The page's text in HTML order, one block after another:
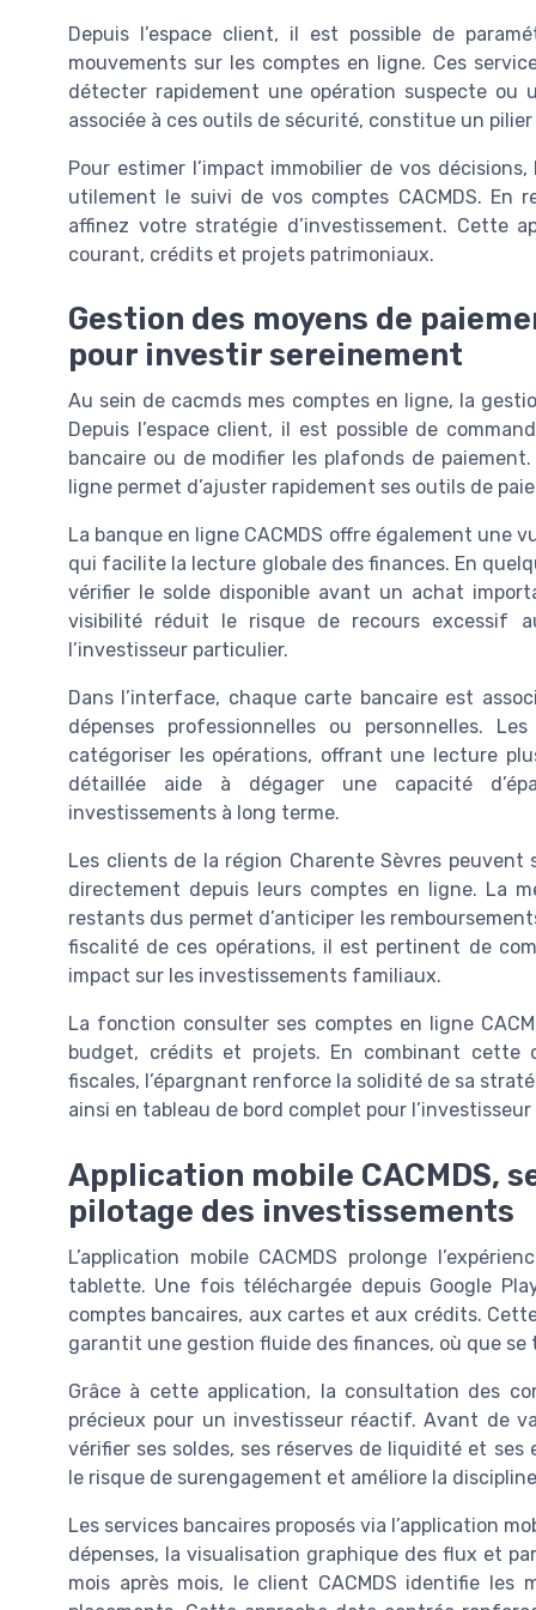
Depuis l’espace client, il est possible de
mouvements sur les comptes en ligne. Ces
détecter rapidement une opération suspecte ou
associée à ces outils de sécurité, constitue un
Pour estimer l’impact immobilier de vos décisions,
utilement le suivi de vos comptes CACMDS. En
affinez votre stratégie d’investissement. Cette
courant, crédits et projets patrimoniaux.
Gestion des moyens de
pour investir sereinement
Au sein de cacmds mes comptes en ligne, la
Depuis l’espace client, il est possible de
bancaire ou de modifier les plafonds de
ligne permet d’ajuster rapidement ses outils de
La banque en ligne CACMDS offre également une
qui facilite la lecture globale des finances. En
vérifier le solde disponible avant un achat
visibilité réduit le risque de recours excessif
l’investisseur particulier.
Dans l’interface, chaque carte bancaire est
dépenses professionnelles ou personnelles.
catégoriser les opérations, offrant une lecture
détaillée aide à dégager une capacité
investissements à long terme.
Les clients de la région Charente Sèvres
directement depuis leurs comptes en ligne. La
restants dus permet d’anticiper les
fiscalité de ces opérations, il est pertinent de
impact sur les investissements familiaux.
La fonction consulter ses comptes en ligne
budget, crédits et projets. En combinant cette
fiscales, l’épargnant renforce la solidité de sa
ainsi en tableau de bord complet pour
Application mobile CACMDS,
pilotage des investissements
L’application mobile CACMDS prolonge
tablette. Une fois téléchargée depuis Google
comptes bancaires, aux cartes et aux crédits.
garantit une gestion fluide des finances, où que se
Grâce à cette application, la consultation des
précieux pour un investisseur réactif. Avant de
vérifier ses soldes, ses réserves de liquidité et
le risque de surengagement et améliore la
Les services bancaires proposés via l’application
dépenses, la visualisation graphique des flux et
mois après mois, le client CACMDS identifie les